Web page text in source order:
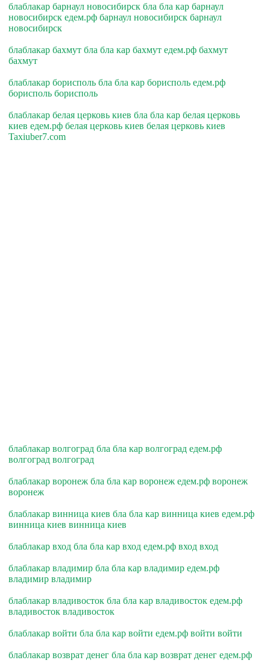
блаблакар барнаул новосибирск бла бла кар барнаул
новосибирск едем.рф барнаул новосибирск барнаул
новосибирск
блаблакар бахмут бла бла кар бахмут едем.рф бахмут
бахмут
блаблакар борисполь бла бла кар борисполь едем.рф
борисполь борисполь
блаблакар белая церковь киев бла бла кар белая церковь
киев едем.рф белая церковь киев белая церковь киев
Taxiuber7.com
блаблакар волгоград бла бла кар волгоград едем.рф
волгоград волгоград
блаблакар воронеж бла бла кар воронеж едем.рф воронеж
воронеж
блаблакар винница киев бла бла кар винница киев едем.рф
винница киев винница киев
блаблакар вход бла бла кар вход едем.рф вход вход
блаблакар владимир бла бла кар владимир едем.рф
владимир владимир
блаблакар владивосток бла бла кар владивосток едем.рф
владивосток владивосток
блаблакар войти бла бла кар войти едем.рф войти войти
блаблакар возврат денег бла бла кар возврат денег едем.рф